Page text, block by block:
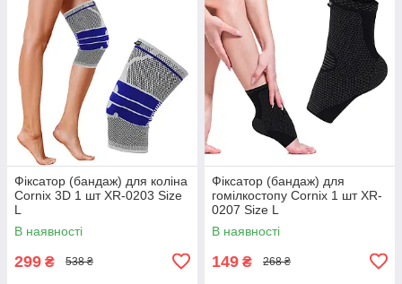
Фіксатор (бандаж) для коліна
Cornix 3D 1 шт XR-0203 Size
L
В наявності
299 ₴ 538 ₴
Фіксатор (бандаж) для
гомілкостопу Cornix 1 шт XR-
0207 Size L
В наявності
149 ₴ 268 ₴